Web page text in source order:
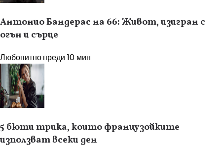
Антонио Бандерас на 66: Живот, изигран с
огън и сърце
Любопитнопреди 10 мин
5 бюти трика, които французойките
използват всеки ден